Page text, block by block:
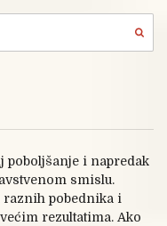
poboljšanje i napredak
smislu.
raznih pobednika i
rezultatima. Ako